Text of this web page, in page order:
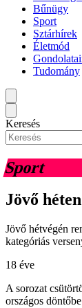
Bűnügy
Sport
Sztárhírek
Életmód
Tudomány
Keresés
Sport
Jövő
Jövő hétvégén
kategóriás
18 éve
A sorozat
országos